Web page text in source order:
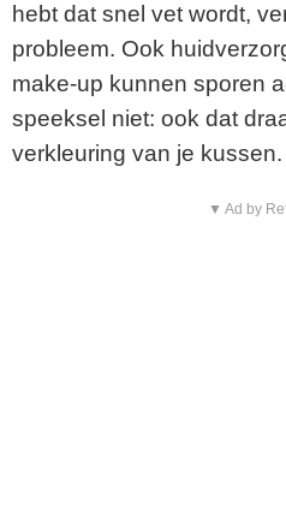
hebt dat snel vet wordt,
probleem. Ook
make-up kunnen sporen
speeksel niet: ook dat
verkleuring van je kussen.
▼ Ad by